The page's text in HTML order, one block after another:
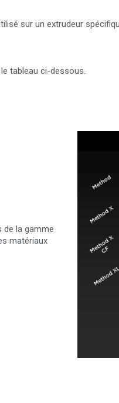
sur un extrudeur
tableau ci-dessous.
de la gamme
matériaux